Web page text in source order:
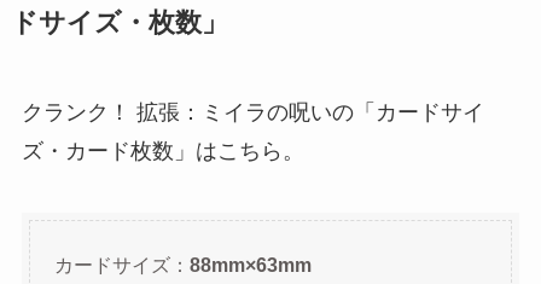
ドサイズ・枚数」
クランク！ 拡張：ミイラの呪いの「カードサイ
ズ・カード枚数」はこちら。
カードサイズ： 88mm×63mm